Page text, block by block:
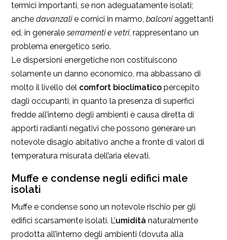
termici importanti, se non adeguatamente isolati;
anche davanzalie cornici in marmo, balconiaggettanti
ed, in generaleserramenti e vetri, rappresentano un
problema energetico serio.
Le dispersioni energetiche non costituiscono
solamente un danno economico, ma abbassano di
molto il livello del comfort bioclimatico percepito
dagli occupanti, in quanto la presenza di superfici
fredde all’interno degli ambienti è causa diretta di
apporti radianti negativi che possono generare un
notevole disagio abitativo anche a fronte di valori di
temperatura misurata dell’aria elevati.
Muffe e condense negli edifici male
isolati
Muffe e condense sono un notevole rischio per gli
edifici scarsamente isolati. L’umidità naturalmente
prodotta all’interno degli ambienti (dovuta alla